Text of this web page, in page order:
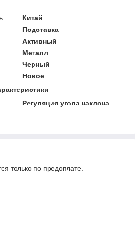
Китай
Подставка
Активный
Металл
Черный
Новое
Регуляция угола наклона
только по предоплате.